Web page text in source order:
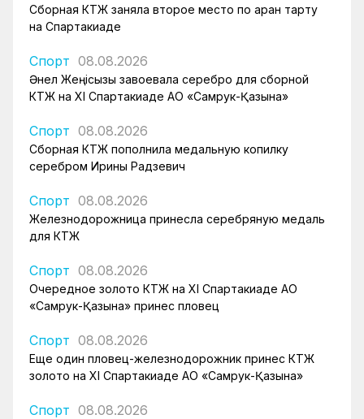
Сборная КТЖ заняла второе место по арқан тарту
на Спартакиаде
Спорт 08.08.2026
Әнел Жеңісқызы завоевала серебро для сборной
КТЖ на XI Спартакиаде АО «Самрук-Қазына»
Спорт 08.08.2026
Сборная КТЖ пополнила медальную копилку
серебром Ирины Радзевич
Спорт 08.08.2026
Железнодорожница принесла серебряную медаль
для КТЖ
Спорт 08.08.2026
Очередное золото КТЖ на XI Спартакиаде АО
«Самрук-Қазына» принес пловец
Спорт 08.08.2026
Еще один пловец-железнодорожник принес КТЖ
золото на XI Спартакиаде АО «Самрук-Қазына»
Спорт 08.08.2026